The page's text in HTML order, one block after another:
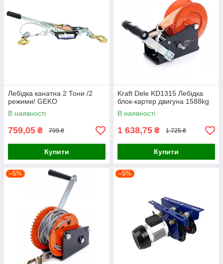
Лебідка канатна 2 Тони /2
режими/ GEKO
В наявності
759,05 ₴ 799 ₴
Купити
Kraft Dele KD1315 Лебідка
блок-картер двигуна 1588kg
В наявності
1 638,75 ₴ 1 725 ₴
Купити
–5% –5%